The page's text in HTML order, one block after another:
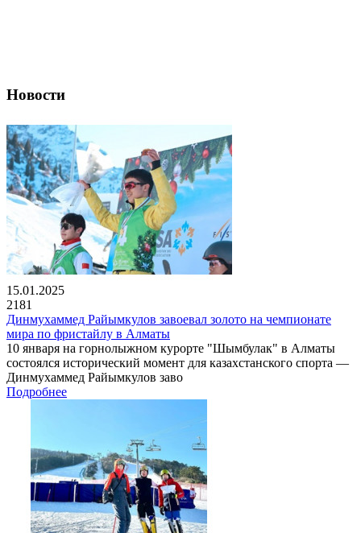
Новости
15.01.2025
2181
Динмухаммед Райымкулов завоевал золото на чемпионате
мира по фристайлу в Алматы
10 января на горнолыжном курорте "Шымбулак" в Алматы
состоялся исторический момент для казахстанского спорта —
Динмухаммед Райымкулов заво
Подробнее